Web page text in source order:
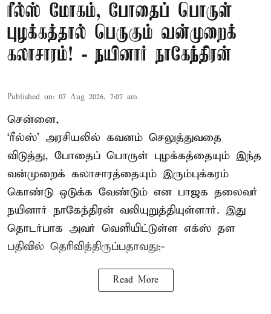
ரீல்ஸ் மோகம், போதைப் பொருள்
புழக்கத்தால் பெருகும் வன்முறைக்
கலாசாரம்! - நயினார் நாகேந்திரன்
Published on: 07 Aug 2026, 7:07 am
சென்னை,
‘ரீல்ஸ்’ அரசியலில் கவனம் செலுத்துவதை
விடுத்து, போதைப் பொருள் புழக்கத்தையும் இந்த
வன்முறைக் கலாசாரத்தையும் இரும்புக்கரம்
கொண்டு ஒடுக்க வேண்டும் என பாஜக தலைவர்
நயினார் நாகேந்திரன் வலியுறுத்தியுள்ளார். இது
தொடர்பாக அவர் வெளியிட்டுள்ள எக்ஸ் தள
பதிவில் தெரிவித்திருப்பதாவது;-
Read More